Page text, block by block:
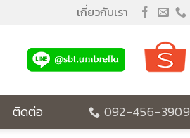
เกี่ยวกับเรา
ติดต่อ 092-456-3909